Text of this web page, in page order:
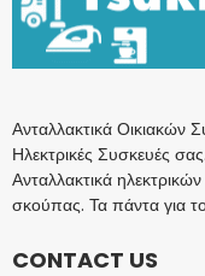
Ανταλλακτικά Οικιακών
Ηλεκτρικές Συσκευές σας.
Ανταλλακτικά
σκούπας. Τα πάντα για
CONTACT US